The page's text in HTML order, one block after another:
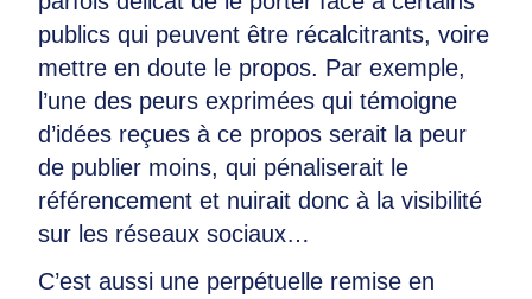
publics qui peuvent être récalcitrants, voire
mettre en doute le propos. Par exemple,
l’une des peurs exprimées qui témoigne
d’idées reçues à ce propos serait la peur
de publier moins, qui pénaliserait le
référencement et nuirait donc à la visibilité
sur les réseaux sociaux…
C’est aussi une perpétuelle remise en